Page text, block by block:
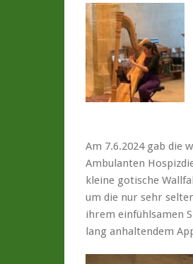
Am 7.6.2024 gab die
Ambulanten
kleine gotische
um die nur sehr
ihrem einfühlsamen
lang anhaltendem